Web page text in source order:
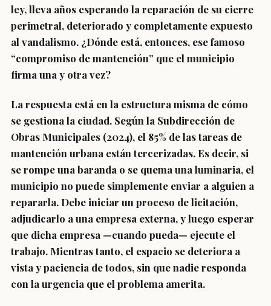
ley, lleva años esperando la reparación de su cierre
perimetral, deteriorado y completamente expuesto
al vandalismo. ¿Dónde está, entonces, ese famoso
“compromiso de mantención” que el municipio
firma una y otra vez?
La respuesta está en la estructura misma de cómo
se gestiona la ciudad. Según la Subdirección de
Obras Municipales (2024), el 85% de las tareas de
mantención urbana están tercerizadas. Es decir, si
se rompe una baranda o se quema una luminaria, el
municipio no puede simplemente enviar a alguien a
repararla. Debe iniciar un proceso de licitación,
adjudicarlo a una empresa externa, y luego esperar
que dicha empresa —cuando pueda— ejecute el
trabajo. Mientras tanto, el espacio se deteriora a
vista y paciencia de todos, sin que nadie responda
con la urgencia que el problema amerita.